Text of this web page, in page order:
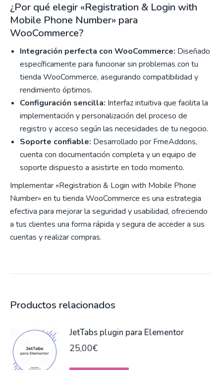
¿Por qué elegir «Registration & Login with
Mobile Phone Number» para
WooCommerce?
Integración perfecta con WooCommerce: Diseñado
específicamente para funcionar sin problemas con tu
tienda WooCommerce, asegurando compatibilidad y
rendimiento óptimos.
Configuración sencilla: Interfaz intuitiva que facilita la
implementación y personalización del proceso de
registro y acceso según las necesidades de tu negocio.
Soporte confiable: Desarrollado por FmeAddons,
cuenta con documentación completa y un equipo de
soporte dispuesto a asistirte en todo momento.
Implementar «Registration & Login with Mobile Phone
Number» en tu tienda WooCommerce es una estrategia
efectiva para mejorar la seguridad y usabilidad, ofreciendo
a tus clientes una forma rápida y segura de acceder a sus
cuentas y realizar compras.
Productos relacionados
JetTabs plugin para Elementor
25,00€